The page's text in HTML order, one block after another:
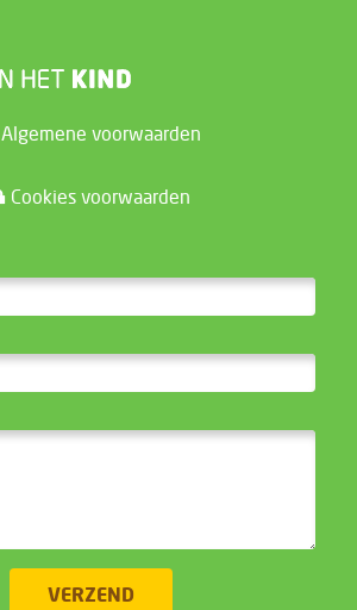
Algemene voorwaarden
Cookies voorwaarden
VERZEND